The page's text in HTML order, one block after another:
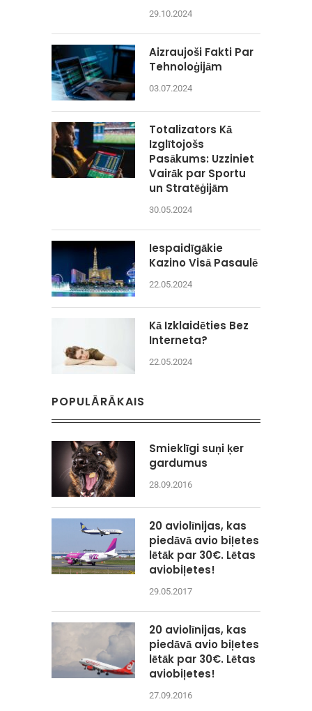
29.10.2024
Aizraujoši Fakti Par
Tehnoloģijām
03.07.2024
Totalizators Kā
Izglītojošs
Pasākums: Uzziniet
Vairāk par Sportu
un Stratēģijām
30.05.2024
Iespaidīgākie
Kazino Visā Pasaulē
22.05.2024
Kā Izklaidēties Bez
Interneta?
22.05.2024
POPULĀRĀKAIS
Smieklīgi suņi ķer
gardumus
28.09.2016
20 aviolīnijas, kas
piedāvā avio biļetes
lētāk par 30€. Lētas
aviobiļetes!
29.05.2017
20 aviolīnijas, kas
piedāvā avio biļetes
lētāk par 30€. Lētas
aviobiļetes!
27.09.2016